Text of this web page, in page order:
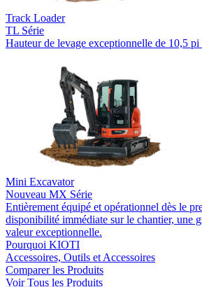
Track Loader
TL Série
Hauteur de levage exceptionnelle de 10,5 pi
Mini Excavator
Nouveau MX Série
Entièrement équipé et opérationnel dès le
disponibilité immédiate sur le chantier, une
valeur exceptionnelle.
Pourquoi KIOTI
Accessoires, Outils et Accessoires
Comparer les Produits
Voir Tous les Produits